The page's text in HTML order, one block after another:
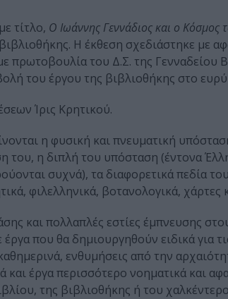
τίτλο, Ο Ιωάννης Γεννάδιος και ο Κόσμος
Η έκθεση σχεδιάστηκε με
πρωτοβουλία του Δ.Σ. της Γενναδείου
του έργου της βιβλιοθήκης στο ευρύ
Ίρις Κρητικού.
η φυσική και πνευματική
του, η διπλή του υπόσταση (έντονα
συχνά), τα διαφορετικά πεδία
φιλελληνικά, βοτανολογικά, χάρτες
και πολλαπλές εστίες έμπνευσης
που θα δημιουργηθούν ειδικά για
ενθυμήσεις από την
έργα περισσότερο νοηματικά και
της βιβλιοθήκης ή του